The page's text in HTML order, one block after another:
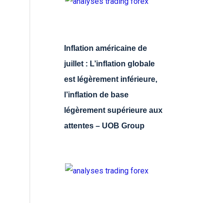
Inflation américaine de
juillet : L’inflation globale
est légèrement inférieure,
l’inflation de base
légèrement supérieure aux
attentes – UOB Group